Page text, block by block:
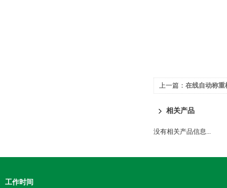
上一篇： 在线自动称重
相关产品
没有相关产品信息...
工作时间